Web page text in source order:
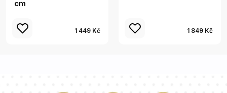
cm
1 449 Kč 1 849 Kč